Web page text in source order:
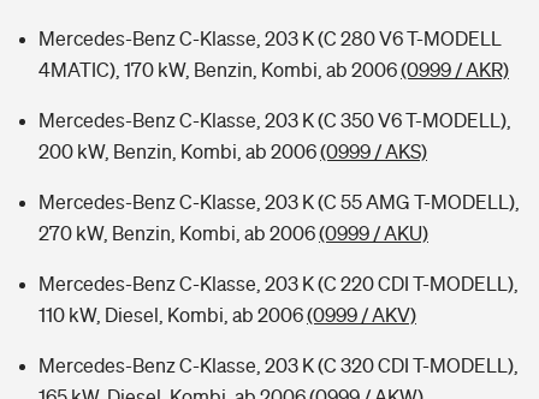
Mercedes-Benz C-Klasse, 203 K (C 280 V6 T-MODELL
4MATIC), 170 kW, Benzin, Kombi, ab 2006(0999 / AKR)
Mercedes-Benz C-Klasse, 203 K (C 350 V6 T-MODELL),
200 kW, Benzin, Kombi, ab 2006(0999 / AKS)
Mercedes-Benz C-Klasse, 203 K (C 55 AMG T-MODELL),
270 kW, Benzin, Kombi, ab 2006(0999 / AKU)
Mercedes-Benz C-Klasse, 203 K (C 220 CDI T-MODELL),
110 kW, Diesel, Kombi, ab 2006(0999 / AKV)
Mercedes-Benz C-Klasse, 203 K (C 320 CDI T-MODELL),